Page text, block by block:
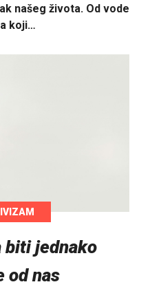
našeg života. Od vode
koji…
biti jednako
od nas